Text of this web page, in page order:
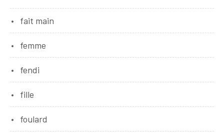
fait main
femme
fendi
fille
foulard